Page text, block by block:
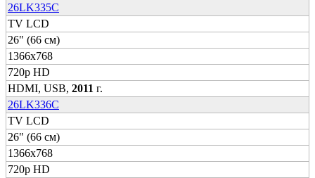
26LK335C
TV LCD
26" (66 см)
1366x768
720p HD
HDMI, USB, 2011 г.
26LK336C
TV LCD
26" (66 см)
1366x768
720p HD